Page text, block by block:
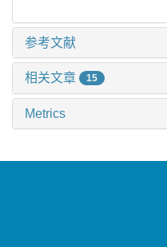
参考文献
相关文章 15
Metrics